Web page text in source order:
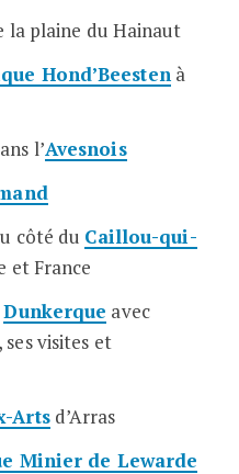
la plaine du Hainaut
Hond’Beestenà
l’Avesnois
côté du Caillou-qui-
et France
Dunkerque avec
, ses visites et
Artsd’Arras
Minier de Lewarde